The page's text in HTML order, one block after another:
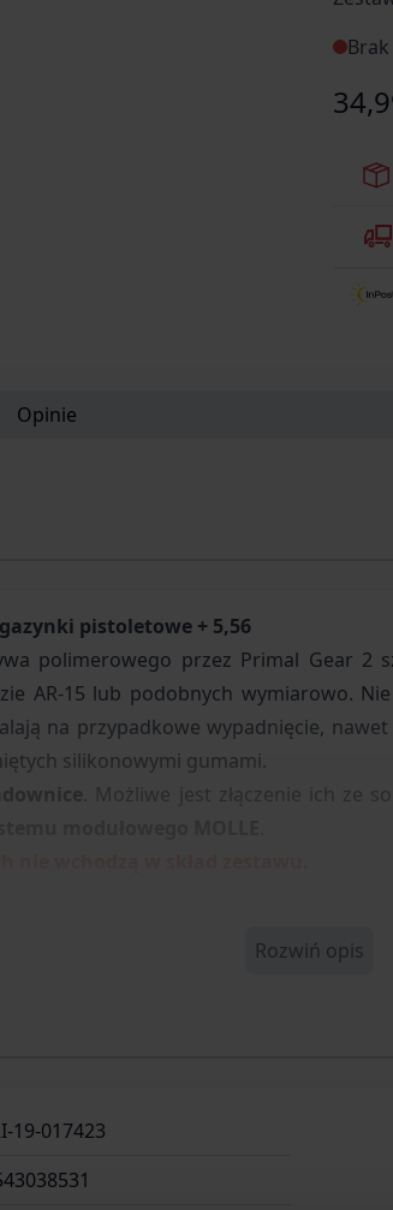
Opinie
pistoletowe + 5,56
polimerowego przez Primal Gear 2
AR-15 lub podobnych wymiarowo.
na przypadkowe wypadnięcie,
silikonowymi gumami.
. Możliwe jest złączenie ich ze
Rozwiń opis
19-017423